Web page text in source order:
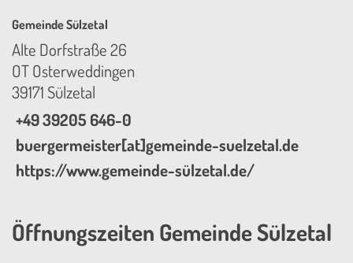
Gemeinde Sülzetal
Alte Dorfstraße 26
OT Osterweddingen
39171 Sülzetal
+49 39205 646-0
buergermeister[at]gemeinde-suelzetal.de
https://www.gemeinde-sülzetal.de/
Öffnungszeiten Gemeinde Sülzetal